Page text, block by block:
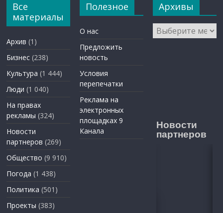
Все
материалы
Архив (1)
Бизнес (238)
Культура (1 444)
Люди (1 040)
На правах
рекламы (324)
Новости
партнеров (269)
Общество (9 910)
Погода (1 438)
Политика (501)
Проекты (383)
Полезное
О нас
Предложить
новость
Условия
перепечатки
Реклама на
электронных
площадках 9
Канала
Архивы
Архивы
Новости
партнеров